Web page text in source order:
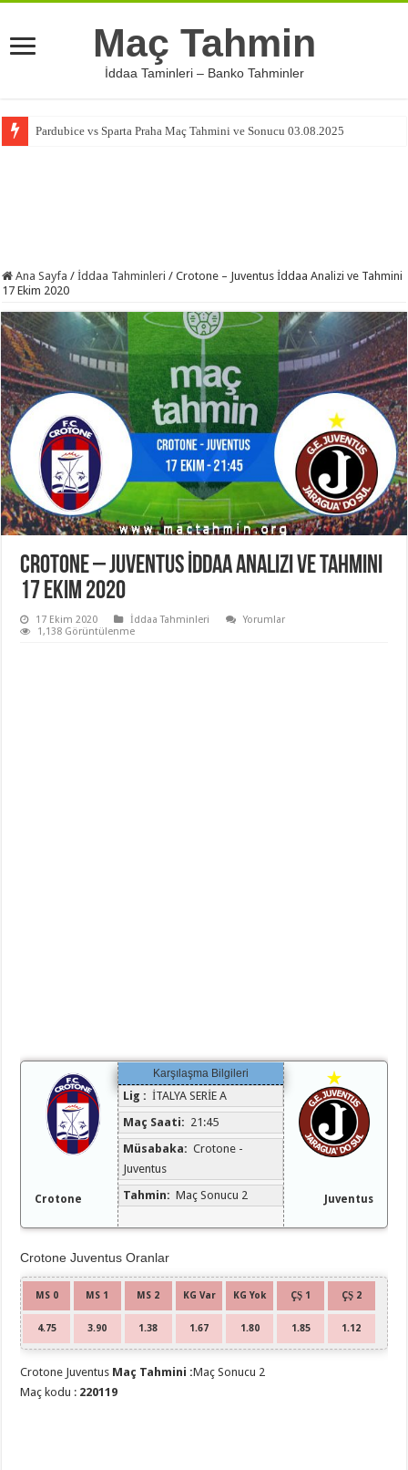
Maç Tahmin
İddaa Taminleri – Banko Tahminler
Pardubice vs Sparta Praha Maç Tahmini ve Sonucu 03.08.2025
Ana Sayfa / İddaa Tahminleri / Crotone – Juventus İddaa Analizi ve Tahmini
17 Ekim 2020
Crotone – Juventus İddaa Analizi ve Tahmini
17 Ekim 2020
17 Ekim 2020 İddaa Tahminleri
Yorumlar
1,138 Görüntülenme
Crotone
Karşılaşma Bilgileri
Lig : İTALYA SERİE A
Maç Saati: 21:45
Müsabaka: Crotone -
Juventus
Tahmin: Maç Sonucu 2 Juventus
Crotone Juventus Oranlar
MS 0 MS 1 MS 2 KG Var KG Yok ÇŞ 1 ÇŞ 2
4.75 3.90 1.38 1.67 1.80 1.85 1.12
Crotone Juventus Maç Tahmini :Maç Sonucu 2
Maç kodu : 220119